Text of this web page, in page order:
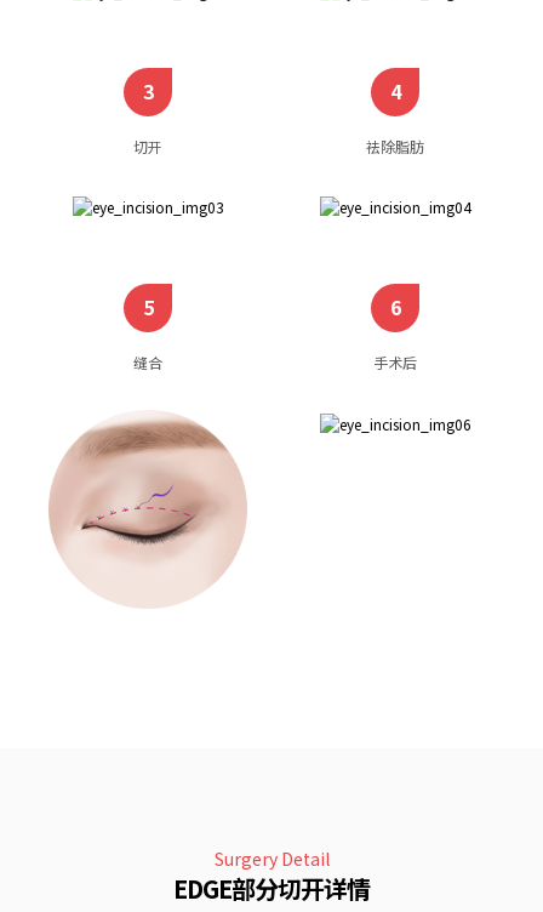
3
切开
4
祛除脂肪
5
缝合
6
手术后
Surgery Detail
EDGE部分切开详情